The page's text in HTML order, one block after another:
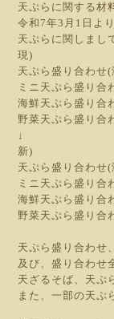
天ぷらに関する材
令和7年3月1日より
天ぷらに関しまし
現)
天ぷら盛り合わ
ミニ天ぷら盛り
海鮮天ぷら盛
野菜天ぷら盛
↓
新)
天ぷら盛り合わ
ミニ天ぷら盛り
海鮮天ぷら盛
野菜天ぷら盛
天ぷら盛り合わせ
及び、盛り合わせ
天ざるそば、天ぷ
また、一部の天ぷ